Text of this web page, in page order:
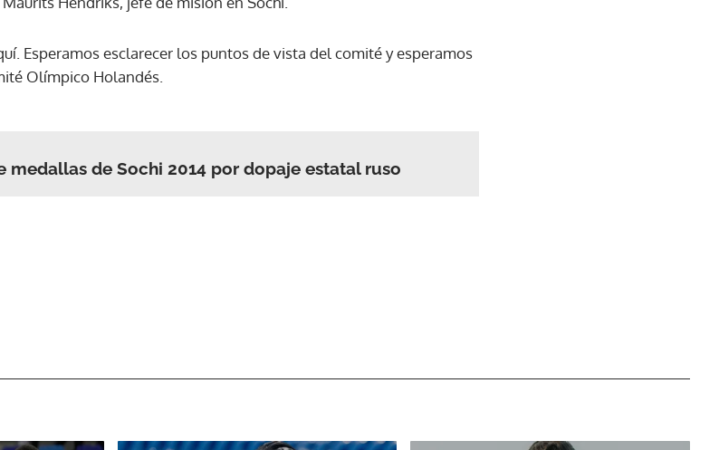
ACEPTAR
Esperamos esclarecer los puntos de vista del comité y esperamos
Olímpico Holandés.
medallas de Sochi 2014 por dopaje estatal ruso